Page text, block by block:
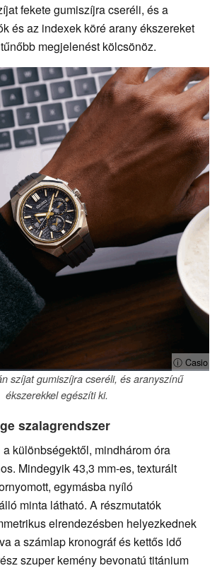
fekete gumiszíjra cseréli, és a
és az indexek köré arany ékszereket
megjelenést kölcsönöz.
ⓘ Casio
szíjat gumiszíjra cseréli, és aranyszínű
ékszerekkel egészíti ki.
szalagrendszer
különbségektől, mindhárom óra
Mindegyik 43,3 mm-es, texturált
egymásba nyíló
minta látható. A részmutatók
elrendezésben helyezkednek
a számlap kronográf és kettős idő
szuper kemény bevonatú titánium